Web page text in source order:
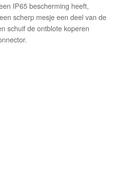
IP65 bescherming heeft,
scherp mesje een deel van de
schuif de ontblote koperen